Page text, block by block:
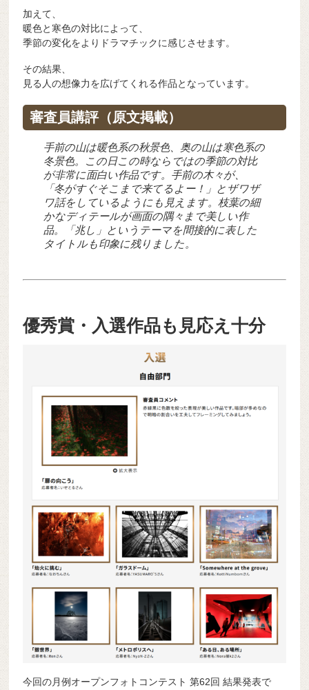
加えて、
暖色と寒色の対比によって、
季節の変化をよりドラマチックに感じさせます。
その結果、
見る人の想像力を広げてくれる作品となっています。
審査員講評（原文掲載）
手前の山は暖色系の秋景色、奥の山は寒色系の
冬景色。この日この時ならではの季節の対比
が非常に面白い作品です。手前の木々が、
「冬がすぐそこまで来てるよー！」とザワザ
ワ話をしているようにも見えます。枝葉の細
かなディテールが画面の隅々まで美しい作
品。「兆し」というテーマを間接的に表した
タイトルも印象に残りました。
優秀賞・入選作品も見応え十分
今回の月例オープンフォトコンテスト 第62回 結果発表で